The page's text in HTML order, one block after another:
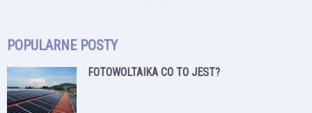
POPULARNE POSTY
FOTOWOLTAIKA CO TO JEST?